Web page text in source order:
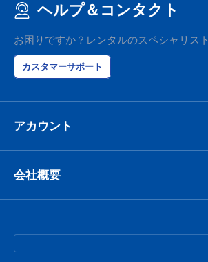
ヘルプ＆コンタクト
お困りですか？レンタルのスペシャリス
カスタマーサポート
アカウント
会社概要